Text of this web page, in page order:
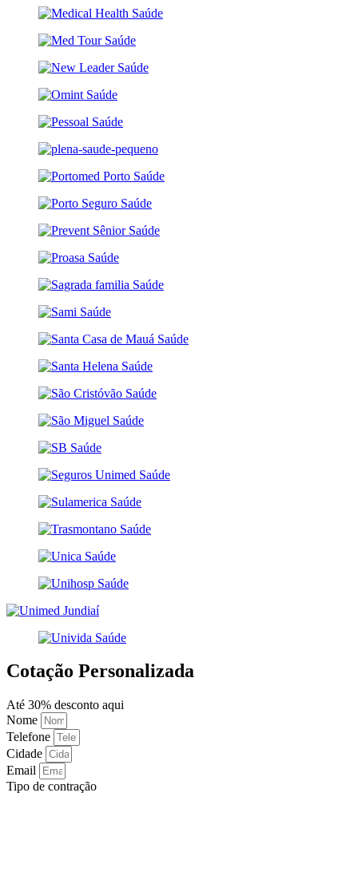
Cotação Personalizada
Até 30% desconto aqui
Nome
Telefone
Cidade
Email
Tipo de contração